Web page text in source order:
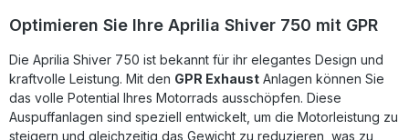
Materialien. Gefertigt in Italien, steht der GPR Furore Nero
Auspuff für höchste Ansprüche im Bereich Motorrad-
Sound Deutliche Gewichtseinsparung gegenüber der
Serienanlage Optimierte Leistung und Drehmoment Plug-
and-Play-Montage, einfache Installation DIN-zertifizierte
Fertigung – Made in Italy Lieferumfang: Dual Racing Slip-On
Auspuffanlage inklusive Verbindungsrohre
Optimieren Sie Ihre Aprilia Shiver 750 mit GPR
Die Aprilia Shiver 750 ist bekannt für ihr elegantes Design und
kraftvolle Leistung. Mit den GPR Exhaust Anlagen können Sie
das volle Potential Ihres Motorrads ausschöpfen. Diese
Auspuffanlagen sind speziell entwickelt, um die Motorleistung zu
steigern und gleichzeitig das Gewicht zu reduzieren, was zu